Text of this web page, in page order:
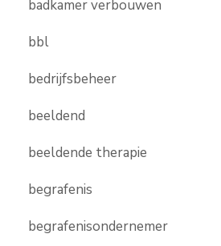
badkamer verbouwen
bbl
bedrijfsbeheer
beeldend
beeldende therapie
begrafenis
begrafenisondernemer